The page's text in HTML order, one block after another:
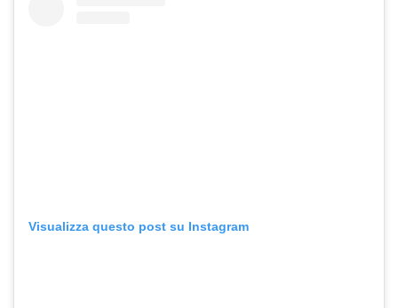
Visualizza questo post su Instagram